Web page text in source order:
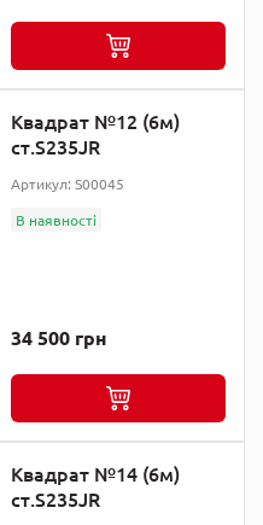
Квадрат №12 (6м)
ст.S235JR
Артикул: S00045
В наявності
34 500 грн
Квадрат №14 (6м)
ст.S235JR